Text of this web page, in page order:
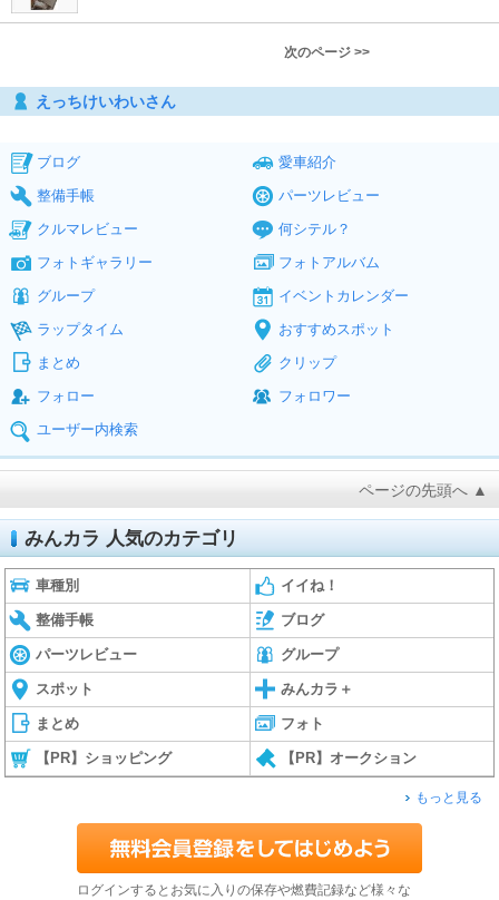
次のページ >>
えっちけいわいさん
ブログ
愛車紹介
整備手帳
パーツレビュー
クルマレビュー
何シテル？
フォトギャラリー
フォトアルバム
グループ
イベントカレンダー
ラップタイム
おすすめスポット
まとめ
クリップ
フォロー
フォロワー
ユーザー内検索
ページの先頭へ ▲
みんカラ 人気のカテゴリ
車種別 イイね！
整備手帳 ブログ
パーツレビュー グループ
スポット みんカラ＋
まとめ フォト
【PR】ショッピング 【PR】オークション
もっと見る
ログインするとお気に入りの保存や燃費記録など様々な